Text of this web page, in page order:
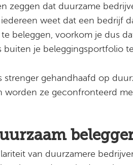
zeggen dat duurzame
weet dat een bedrijf
beleggen, voorkom je dus
buiten je beleggingsportfolio
strenger gehandhaafd op
worden ze geconfronteerd
van duurzamere